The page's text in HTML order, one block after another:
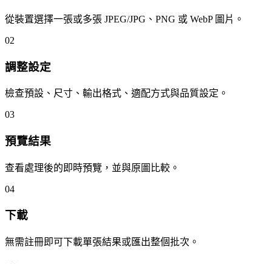
從裝置選擇一張或多張 JPEG/JPG、PNG 或 WebP 圖片。
02
調整設定
檢查預設、尺寸、輸出格式、適配方式與品質設定。
03
預覽結果
查看處理後的即時預覽，並與原圖比較。
04
下載
無需註冊即可下載單張結果或匯出整個批次。